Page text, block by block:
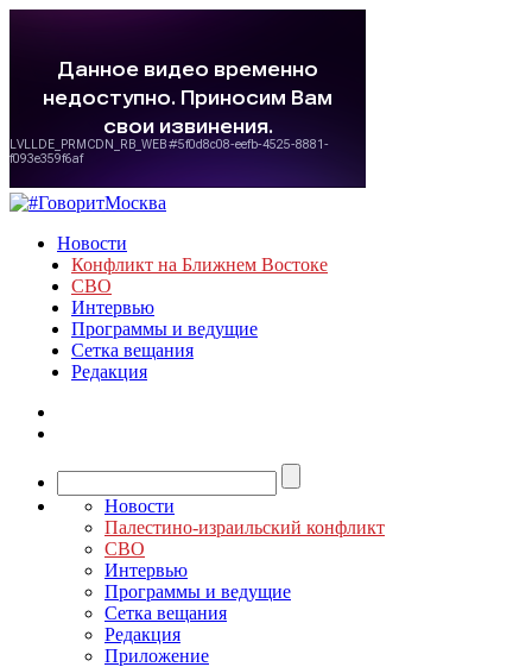
Новости
Конфликт на Ближнем Востоке
СВО
Интервью
Программы и ведущие
Сетка вещания
Редакция
Новости
Палестино-израильский конфликт
СВО
Интервью
Программы и ведущие
Сетка вещания
Редакция
Приложение